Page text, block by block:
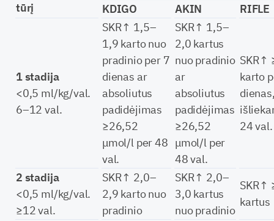
tūrį
KDIGO
AKIN RIFLE
1 stadija
<0,5 ml/kg/val.
6–12 val.
SKR↑ 1,5–
1,9 karto nuo
pradinio per 7
dienas ar
absoliutus
padidėjimas
≥26,52
μmol/l per 48
val.
SKR↑ 1,5–
2,0 kartus
nuo pradinio
ar
absoliutus
padidėjimas
≥26,52
μmol/l per
48 val.
SKR↑
karto
24 val.
2 stadija
<0,5 ml/kg/val.
≥12 val.
SKR↑ 2,0–
2,9 karto nuo
pradinio
SKR↑ 2,0–
3,0 kartus
nuo pradinio
SKR↑
kartus